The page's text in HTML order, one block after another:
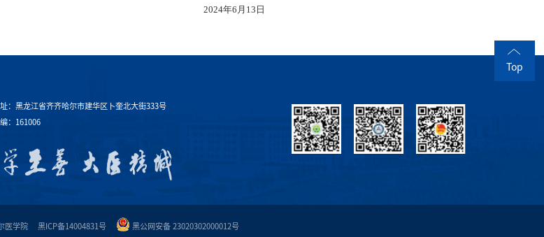
2024年6月13日
Top
：黑龙江省齐齐哈尔市建华区卜奎北大街333号
：161006
医学院 黑ICP备14004831号 黑公网安备 23020302000012号